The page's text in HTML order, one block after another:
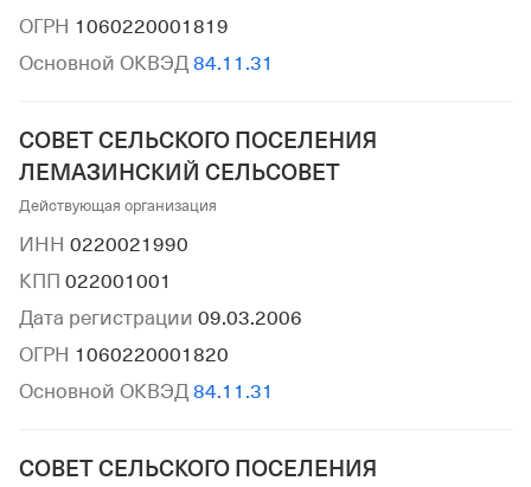
ОГРН 1060220001819
Основной ОКВЭД 84.11.31
СОВЕТ СЕЛЬСКОГО ПОСЕЛЕНИЯ
ЛЕМАЗИНСКИЙ СЕЛЬСОВЕТ
Действующая организация
ИНН 0220021990
КПП 022001001
Дата регистрации 09.03.2006
ОГРН 1060220001820
Основной ОКВЭД 84.11.31
СОВЕТ СЕЛЬСКОГО ПОСЕЛЕНИЯ